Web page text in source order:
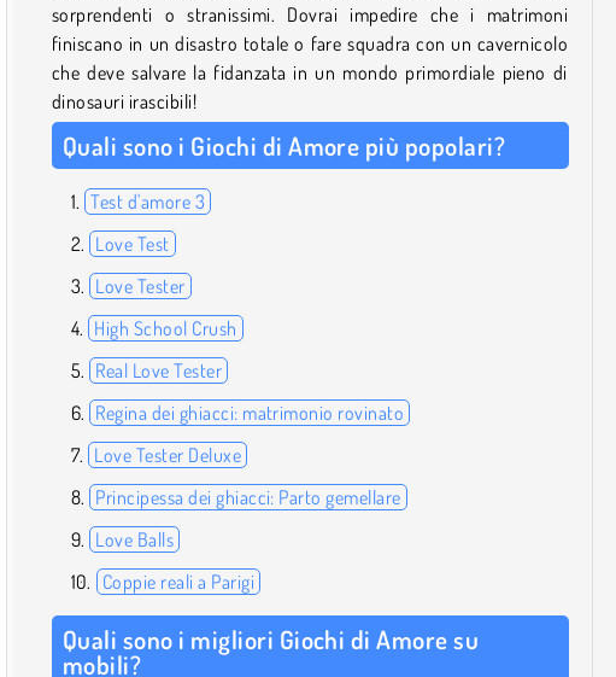
sorprendenti o stranissimi. Dovrai impedire che i matrimoni
finiscano in un disastro totale o fare squadra con un cavernicolo
che deve salvare la fidanzata in un mondo primordiale pieno di
dinosauri irascibili!
Quali sono i Giochi di Amore più popolari?
Test d'amore 3
Love Test
Love Tester
High School Crush
Real Love Tester
Regina dei ghiacci: matrimonio rovinato
Love Tester Deluxe
Principessa dei ghiacci: Parto gemellare
Love Balls
Coppie reali a Parigi
Quali sono i migliori Giochi di Amore su
mobili?